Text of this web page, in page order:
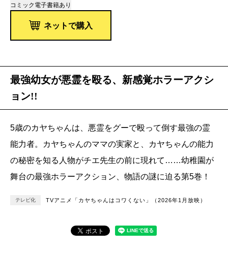
コミック 電子書籍あり
ネットで購入
最強幼女が悪霊を殴る、新感覚ホラーアクシ
ョン!!
5歳のカヤちゃんは、悪霊をグーで殴って倒す最強の霊
能力者。カヤちゃんのママの実家と、カヤちゃんの能力
の秘密を知る人物がチエ先生の前に現れて……幼稚園が
舞台の最強ホラーアクション、物語の謎に迫る第5巻！
テレビ化 TVアニメ「カヤちゃんはコワくない」（2026年1月放映）